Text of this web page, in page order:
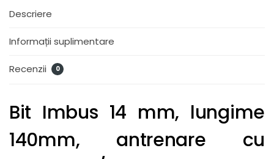
Descriere
Informații suplimentare
Recenzii 0
Bit Imbus 14 mm, lungime
140mm, antrenare cu